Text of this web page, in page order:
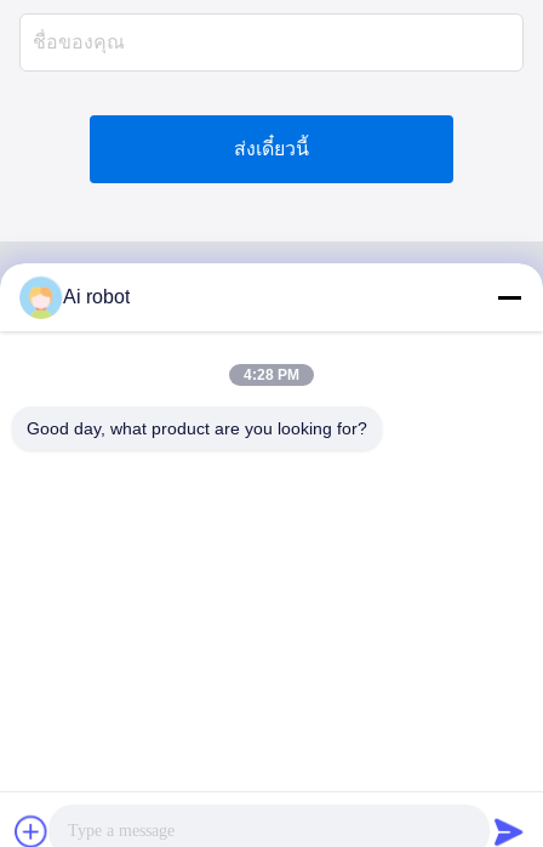
ส่งเดี๋ยวนี้
VIVI DENTAI
LABORATORY
Ai robot
4:28 PM
Good day, what product are you looking for?